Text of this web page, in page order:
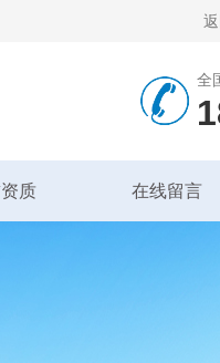
全
质 在线留言